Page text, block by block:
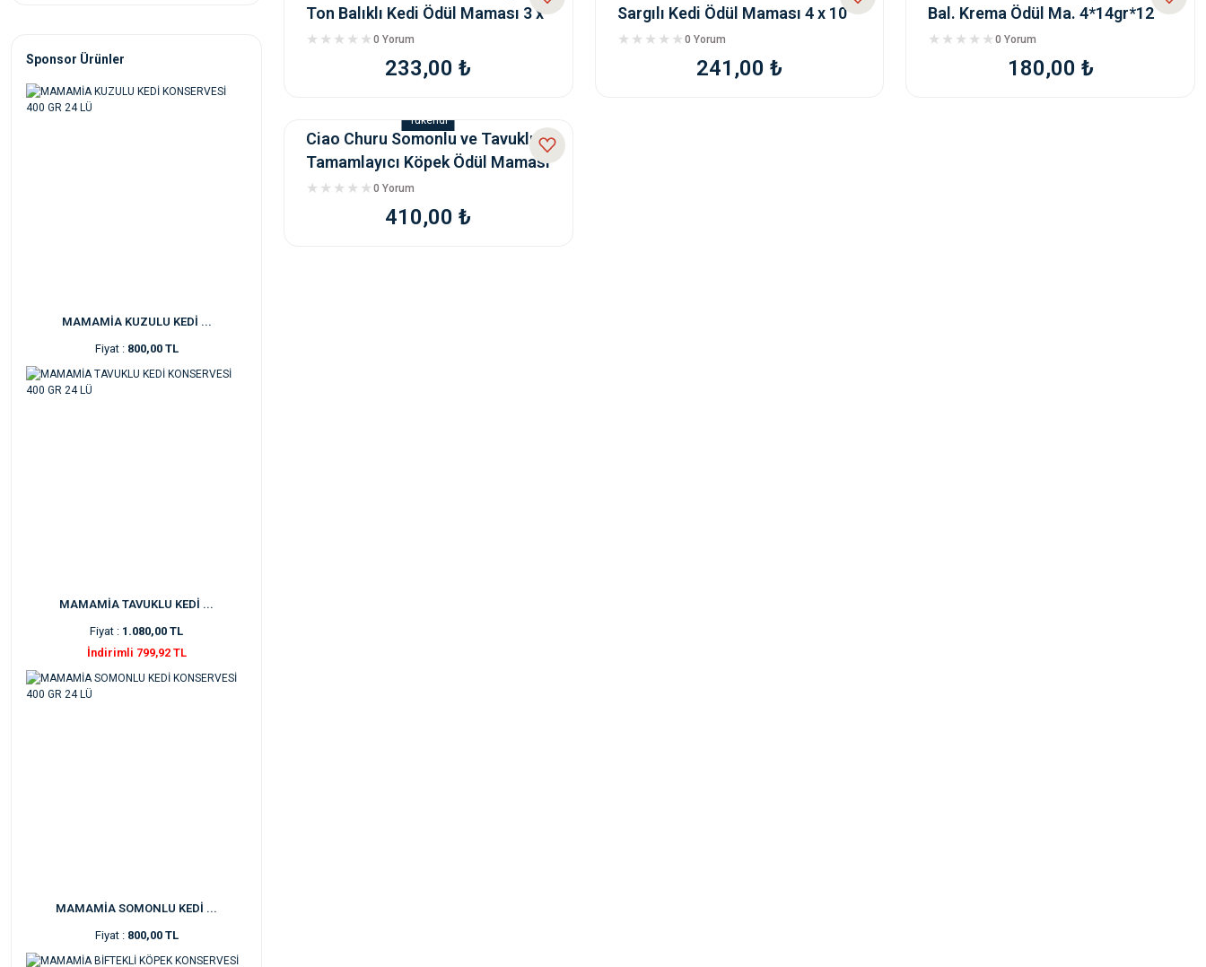
Sponsor Ürünler
MAMAMİA KUZULU KEDİ ...
Fiyat : 800,00 TL
MAMAMİA TAVUKLU KEDİ ...
Fiyat : 1.080,00 TL
İndirimli 799,92 TL
MAMAMİA SOMONLU KEDİ ...
Fiyat : 800,00 TL
Ton Balıklı Kedi Ödül Maması 3 x
10 Gr
0 Yorum
233,00 ₺
Sargılı Kedi Ödül Maması 4 x 10
Gr
0 Yorum
241,00 ₺
Bal. Krema Ödül Ma. 4*14gr*12
0 Yorum
180,00 ₺
Tükendi
Ciao Churu Somonlu ve Tavuklu
Tamamlayıcı Köpek Ödül Maması
8 x 20 Gr 0 Yorum
410,00 ₺